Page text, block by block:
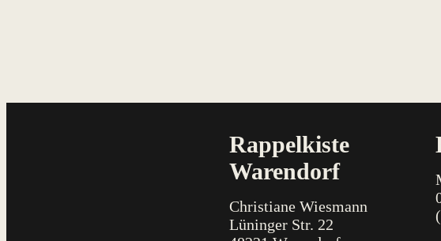
Rappelkiste
Warendorf
Christiane Wiesmann
Lüninger Str. 22